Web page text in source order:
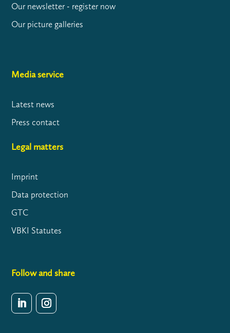
Our newsletter - register now
Our picture galleries
Media service
Latest news
Press contact
Legal matters
Imprint
Data protection
GTC
VBKI Statutes
Follow and share